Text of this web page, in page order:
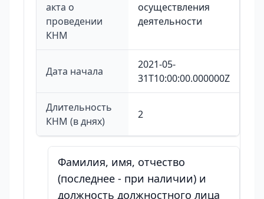
акта о
проведении
КНМ
осуществления
деятельности
Дата начала
2021-05-
31T10:00:00.000000Z
Длительность
КНМ (в днях)
2
Фамилия, имя, отчество
(последнее - при наличии) и
должность должностного лица